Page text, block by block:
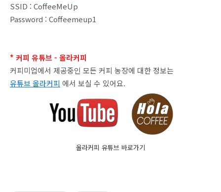
SSID : CoffeeMeUp
Password : Coffeemeup1
* 커피 유튜브 - 올라커피
커피미업에서 제공중인 모든 커피 농장에 대한 정보는
유튜브 올라커피 에서 보실 수 있어요.
올라커피 유튜브 바로가기